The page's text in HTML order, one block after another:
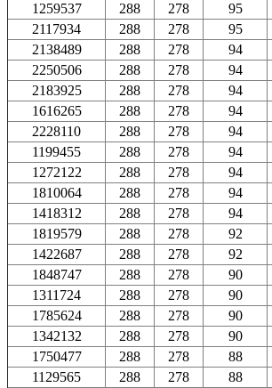
1259537
288 278 95
2117934
288 278 95
2138489
288 278 94
2250506
288 278 94
2183925
288 278 94
1616265
288 278 94
2228110
288 278 94
1199455
288 278 94
1272122
288 278 94
1810064
288 278 94
1418312
288 278 94
1819579
288 278 92
1422687
288 278 92
1848747
288 278 90
1311724
288 278 90
1785624
288 278 90
1342132
288 278 90
1750477
288 278 88
1129565
288 278 88